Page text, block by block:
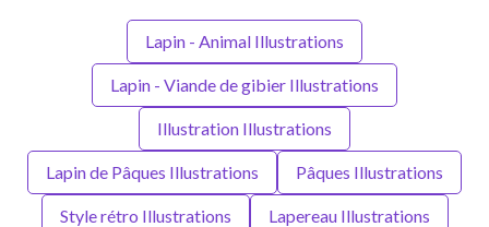
Lapin - Animal Illustrations
Lapin - Viande de gibier Illustrations
Illustration Illustrations
Lapin de Pâques Illustrations Pâques Illustrations
Style rétro Illustrations Lapereau Illustrations